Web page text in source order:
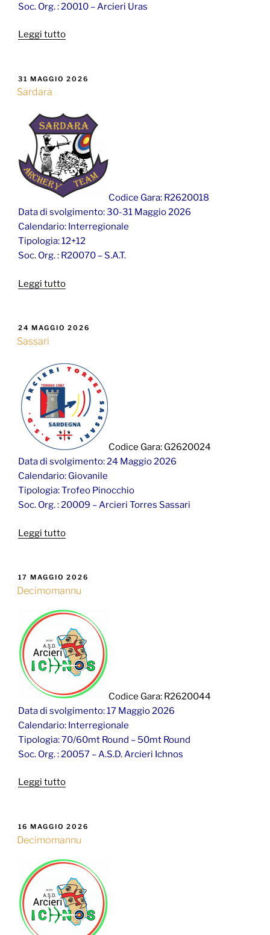
Soc. Org. : 20010 – Arcieri Uras
Leggi tutto“Uras”
PUBBLICATO
IL
31 MAGGIO 2026
Sardara
Codice Gara: R2620018
Data di svolgimento: 30-31 Maggio 2026
Calendario: Interregionale
Tipologia: 12+12
Soc. Org. : R20070 – S.A.T.
Leggi tutto“Sardara”
PUBBLICATO
IL
24 MAGGIO 2026
Sassari
Codice Gara: G2620024
Data di svolgimento: 24 Maggio 2026
Calendario: Giovanile
Tipologia: Trofeo Pinocchio
Soc. Org. : 20009 – Arcieri Torres Sassari
Leggi tutto“Sassari”
PUBBLICATO
IL
17 MAGGIO 2026
Decimomannu
Codice Gara: R2620044
Data di svolgimento: 17 Maggio 2026
Calendario: Interregionale
Tipologia: 70/60mt Round – 50mt Round
Soc. Org. : 20057 – A.S.D. Arcieri Ichnos
Leggi tutto“Decimomannu”
PUBBLICATO
IL
16 MAGGIO 2026
Decimomannu